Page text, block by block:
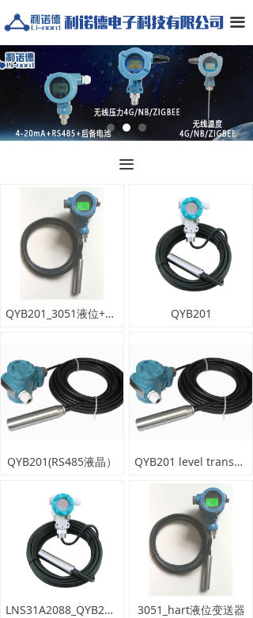
끀
끀
QYB201_3051液位+液晶 B-5YM QYB201
QYB201(RS485液晶） QYB201 level transmitter
LNS31A2088_QYB201液晶液位变送器 3051_hart液位变送器